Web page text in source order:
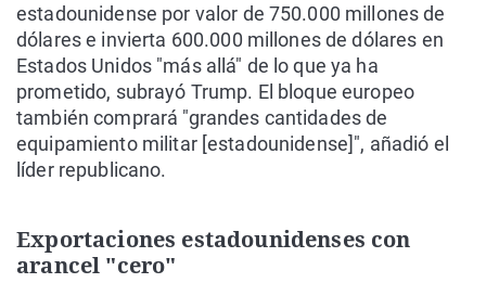
estadounidense por valor de 750.000 millones de
dólares e invierta 600.000 millones de dólares en
Estados Unidos "más allá" de lo que ya ha
prometido, subrayó Trump. El bloque europeo
también comprará "grandes cantidades de
equipamiento militar [estadounidense]", añadió el
líder republicano.
Exportaciones estadounidenses con
arancel "cero"